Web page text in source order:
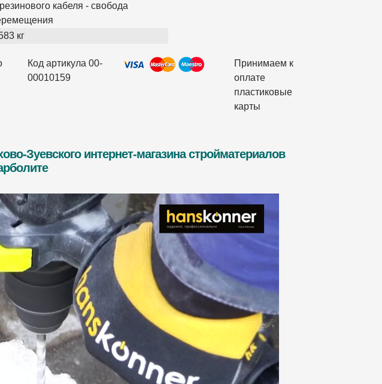
кабеля - свобода
кг
Код артикула 00-
00010159
Принимаем к
оплате
пластиковые
карты
Зуевского интернет-магазина стройматериалов